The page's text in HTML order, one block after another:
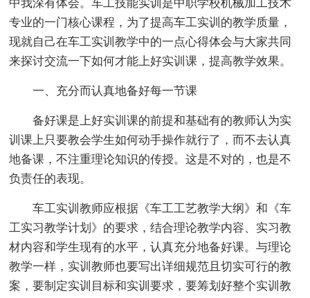
中我深有体会。车工技能实训是中职学校机械加工技术
专业的一门核心课程，为了提高车工实训的教学质量，
现就自己在车工实训教学中的一点心得体会与大家共同
来探讨交流一下如何才能上好实训课，提高教学效果。
一、充分而认真地备好每一节课
备好课是上好实训课的前提和基础有的教师认为实
训课上只要教会学生如何动手操作就行了，而不去认真
地备课，不注重理论知识的传授。这是不对的，也是不
负责任的表现。
车工实训教师应根据《车工工艺教学大纲》和《车
工实习教学计划》的要求，结合理论教学内容、实习教
材内容和学生现有的水平，认真充分地备好课。与理论
教学一样，实训教师也要写出详细规范且切实可行的教
案，要制定实训目标和实训要求，要筹划好整个实训教